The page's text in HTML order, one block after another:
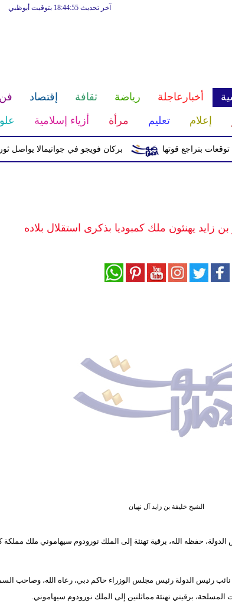
آخر تحديث 18:44:55 بتوقيت أبوظبي
أخبارعاجلة رياضة ثقافة إقتصاد
إعلام تعليم مرأة أزياء إسلامية
بركان فويجو في جواتيمالا يواصل ثورانه وإجلاء 1700 شخص بسبب الرماد والتدفقات قوتها
زايد يهنئون ملك كمبوديا بذكرى استقلال بلاده
الشيخ خليفة بن زايد آل نهيان
حفظه الله، برقية تهنئة إلى الملك نورودوم سيهاموني ملك مملكة
رئيس الدولة رئيس مجلس الوزراء حاكم دبي، رعاه الله، وصاحب
المسلحة، برقيتي تهنئة مماثلتين إلى الملك نورودوم سيهاموني.